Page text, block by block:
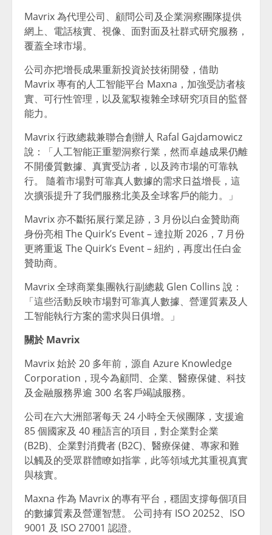
Mavrix 為代理公司、顧問公司及企業洞察團隊提供
網上、電話核實、視像、面對面及社群式研究服務，
覆蓋全球市場。
公司亦把增長成果重新投資於技術開發，借助
Mavrix 專有的人工智能平台 Maxna，加強受訪者核
實、可行性管理，以及駕馭複雜全球研究項目的監督
能力。
Mavrix 行政總裁兼聯合創辦人 Rafal Gajdamowicz
說：「人工智能正重塑洞察行業，然而卓越成果仍離
不開優質數據、真實受訪者，以及跨市場的可靠執
行。 隨着市場對可靠真人數據的需求日益增長，這
次擴張提升了我們服務北美及全球客戶的能力。」
Mavrix 亦不斷拓展行業足跡，3 月份以白金贊助商
身份亮相 The Quirk’s Event – 達拉斯 2026，7 月份
更將重返 The Quirk’s Event – 紐約，再度出任白金
贊助商。
Mavrix 全球商業集團執行副總裁 Glen Collins 說：
「這些活動反映市場對可靠真人數據、營運質素及人
工智能執行方案的需求與日俱增。」
關於 Mavrix
Mavrix 始於 20 多年前，源自 Azure Knowledge
Corporation，現今為顧問、企業、醫療保健、科技
及金融服務界逾 300 名客戶竭誠服務。
公司在六大洲部署每天 24 小時全天候團隊，支援逾
85 個國家及 40 種語言的項目，對企業對企業
(B2B)、企業對消費者 (B2C)、醫療保健、專家和難
以觸及的受眾群體瞭如指掌，此等領域尤其重視真實
與核實。
Maxna 作為 Mavrix 的專有平台，穩固支撐每個項目
的數據質素及營運智慧。 公司持有 ISO 20252、ISO
9001 及 ISO 27001 認證。